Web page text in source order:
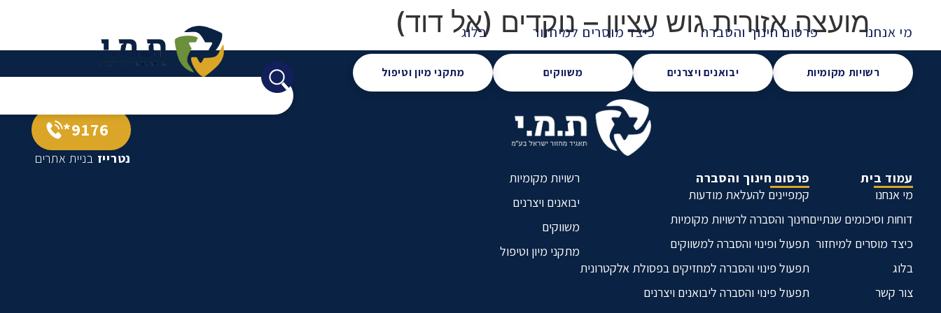
מי אנחנו פרסום חינוך והסברה כיצד מוסרים למיחזור בלוג
רשויות מקומיות יבואנים ויצרנים משווקים מתקני מיון וטיפול
מועצה אזורית גוש עציון – נוקדים (אל דוד)
עמוד בית
מי אנחנו
דוחות וסיכומים שנתיים
כיצד מוסרים למיחזור
בלוג
צור קשר
פרסום חינוך והסברה
קמפיינים להעלאת מודעות
חינוך והסברה לרשויות מקומיות
תפעול ופינוי והסברה למשווקים
תפעול פינוי והסברה למחזיקים בפסולת אלקטרונית
תפעול פינוי והסברה ליבואנים ויצרנים
רשויות מקומיות
יבואנים ויצרנים
משווקים
מתקני מיון וטיפול
9176*
נטרייז בניית אתרים